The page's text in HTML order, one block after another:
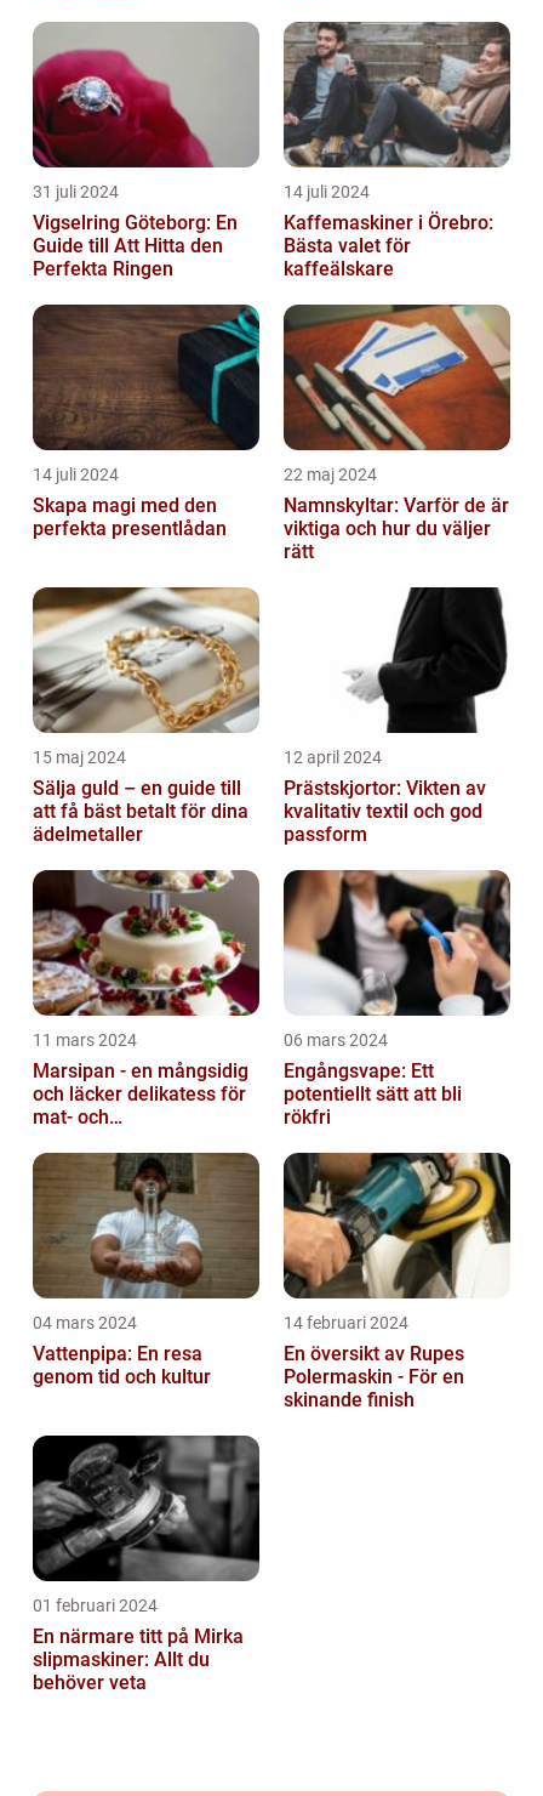
31 juli 2024
Vigselring Göteborg: En
Guide till Att Hitta den
Perfekta Ringen
14 juli 2024
Kaffemaskiner i Örebro:
Bästa valet för
kaffeälskare
14 juli 2024
Skapa magi med den
perfekta presentlådan
22 maj 2024
Namnskyltar: Varför de är
viktiga och hur du väljer
rätt
15 maj 2024
Sälja guld – en guide till
att få bäst betalt för dina
ädelmetaller
12 april 2024
Prästskjortor: Vikten av
kvalitativ textil och god
passform
11 mars 2024
Marsipan - en mångsidig
och läcker delikatess för
mat- och
06 mars 2024
Engångsvape: Ett
potentiellt sätt att bli
rökfri
04 mars 2024
Vattenpipa: En resa
genom tid och kultur
14 februari 2024
En översikt av Rupes
Polermaskin - För en
skinande finish
01 februari 2024
En närmare titt på Mirka
slipmaskiner: Allt du
behöver veta